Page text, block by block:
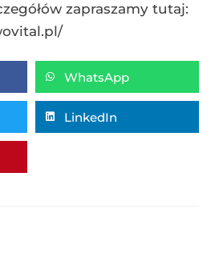
zapraszamy tutaj:
WhatsApp
LinkedIn